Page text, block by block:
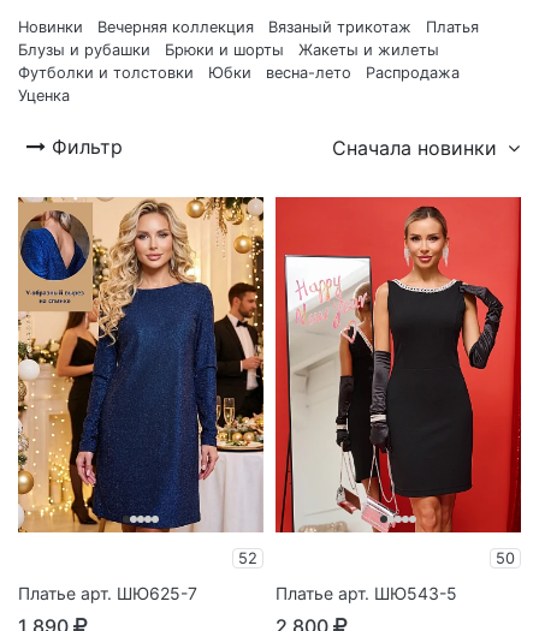
Новинки Вечерняя коллекция Вязаный трикотаж
Платья
Блузы и рубашки
Брюки и шорты
Жакеты и жилеты
Футболки и толстовки
Юбки весна-лето
Распродажа
Уценка
Фильтр Сначала новинки
52
Платье арт. ШЮ625-7
50
Платье арт. ШЮ543-5